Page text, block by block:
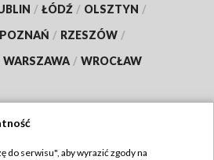
/ ŁÓDŹ / OLSZTYN /
POZNAŃ / RZESZÓW /
WARSZAWA / WROCŁAW
do serwisu", aby wyrazić zgody na